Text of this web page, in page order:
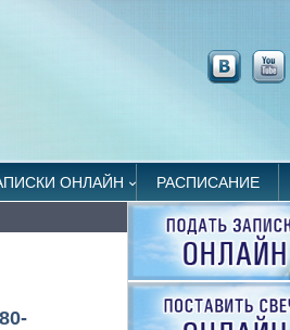
ОНЛАЙН РАСПИСАНИЕ